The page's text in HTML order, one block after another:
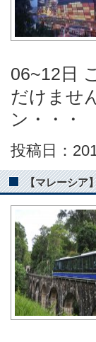
06~12日
だけませ
ン・・・
投稿日：
【マレーシア